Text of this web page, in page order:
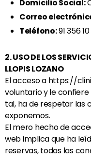
Domicilio Social:
Correo
Teléfono:91 356
2. USO DE LOS
LLOPIS LOZANO
El acceso a https://
voluntario y le confiere
tal, ha de respetar las
exponemos.
El mero hecho de
web implica que ha
reservas, todas las